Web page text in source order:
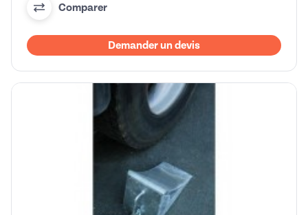
Comparer
Demander un devis